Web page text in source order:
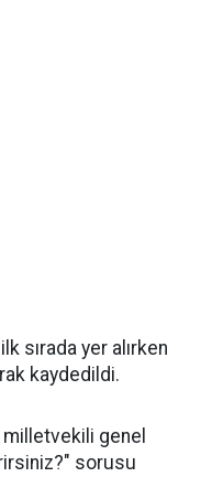
sırada yer alırken
kaydedildi.
milletvekili genel
sorusu